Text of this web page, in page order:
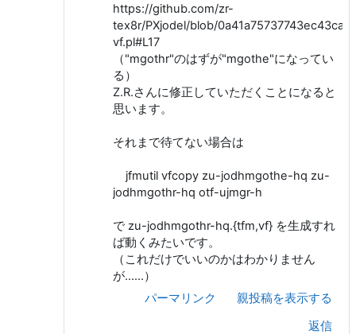
https://github.com/zr-
tex8r/PXjodel/blob/
vf.pl#L17
（"mgothr"のはずが"mgothe"になってい
る）
Z.R.さんに修正していただくことになると
思います。
それまで待てない場合は
jfmutil vfcopy zu-jodhmgothe-hq zu-
jodhmgothr-hq otf-ujmgr-h
で zu-jodhmgothr-hq.{tfm,vf} を生成すれ
ば動くみたいです。
（これだけでいいのかはわかりません
が……）
パーマリンク
親投稿を表示する
返信